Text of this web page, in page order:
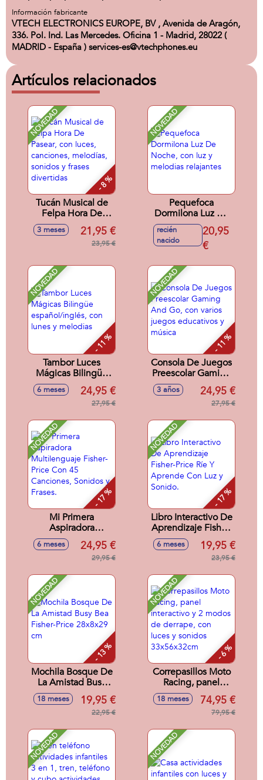
Información fabricante
VTECH ELECTRONICS EUROPE, BV , Avenida de Aragón,
336. Pol. Ind. Las Mercedes. Oficina 1 - Madrid, 28022 (
MADRID - España ) services-es@vtechphones.eu
Artículos relacionados
NOVEDAD
- 8 %
Tucán Musical de
Felpa Hora De
Pasear, con luces,
canciones,
melodías, sonidos y
3 meses 21,95 €
23,95 €
NOVEDAD
Pequefoca
Dormilona Luz De
Noche, con luz y
melodias relajantes
recién
nacido
20,95
€
NOVEDAD
- 11 %
Tambor Luces
Mágicas Bilingüe
español/inglés, con
lunes y melodias
6 meses 24,95 €
27,95 €
NOVEDAD
- 11 %
Consola De Juegos
Preescolar Gaming
And Go, con varios
juegos educativos
3 años 24,95 €
27,95 €
NOVEDAD
- 17 %
Mi Primera
Aspiradora
Multilenguaje
Fisher-Price Con 45
Canciones, Sonidos
6 meses 24,95 €
29,95 €
NOVEDAD
- 17 %
Libro Interactivo De
Aprendizaje Fisher-
Price Ríe Y
Aprende Con Luz y
6 meses 19,95 €
23,95 €
NOVEDAD
- 13 %
Mochila Bosque De
La Amistad Busy
Bea Fisher-Price
28x8x29 cm
18 meses 19,95 €
22,95 €
NOVEDAD
- 6 %
Correpasillos Moto
Racing, panel
interactivo y 2
modos de derrape,
con luces y sonidos
18 meses 74,95 €
79,95 €
NOVEDAD NOVEDAD